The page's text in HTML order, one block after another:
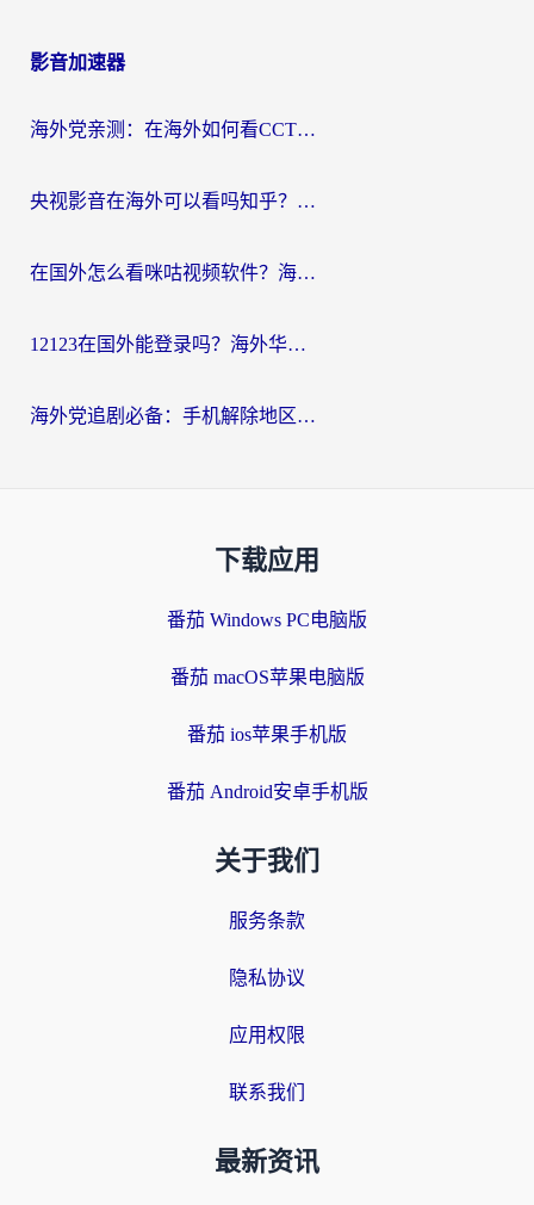
影音加速器
海外党亲测：在海外如何看CCTV？告别“仅限大陆播放”的实用指南
央视影音在海外可以看吗知乎？留学生亲测：3步解决地域限制+追剧自由
在国外怎么看咪咕视频软件？海外党亲测有效的回国加速方案
12123在国外能登录吗？海外华人必看的回国加速实用指南
海外党追剧必备：手机解除地区限制app怎么选？解决央视视频&国内剧地区限制全指南
下载应用
番茄 Windows PC电脑版
番茄 macOS苹果电脑版
番茄 ios苹果手机版
番茄 Android安卓手机版
关于我们
服务条款
隐私协议
应用权限
联系我们
最新资讯